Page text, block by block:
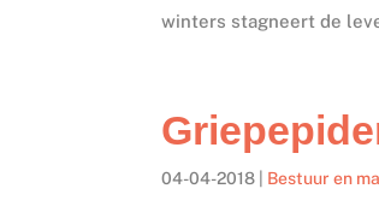
winters stagneert de
04-04-2018 Bestuur en